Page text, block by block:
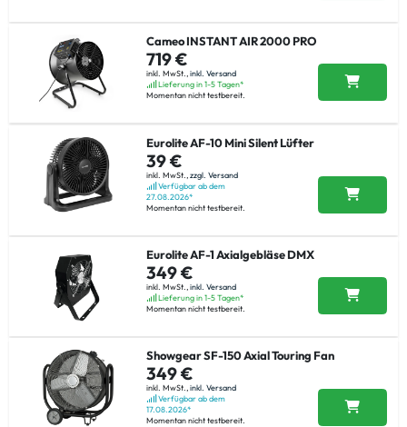
Cameo INSTANT AIR 2000 PRO
719 €
inkl. MwSt., inkl. Versand
Lieferung in 1-5 Tagen*
Momentan nicht testbereit.
Eurolite AF-10 Mini Silent Lüfter
39 €
inkl. MwSt., zzgl. Versand
Verfügbar ab dem
27.08.2026*
Momentan nicht testbereit.
Eurolite AF-1 Axialgebläse DMX
349 €
inkl. MwSt., inkl. Versand
Lieferung in 1-5 Tagen*
Momentan nicht testbereit.
Showgear SF-150 Axial Touring Fan
349 €
inkl. MwSt.,inkl. Versand
Verfügbar ab dem
17.08.2026*
Momentan nicht testbereit.